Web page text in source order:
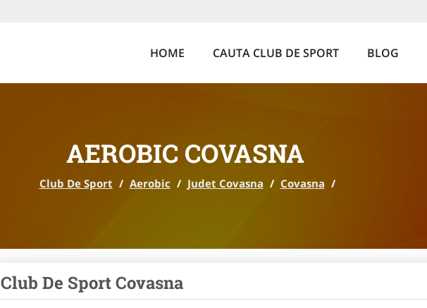
HOME CAUTA CLUB DE SPORT BLOG
AEROBIC COVASNA
Club De Sport / Aerobic / Judet Covasna / Covasna /
Club De Sport Covasna